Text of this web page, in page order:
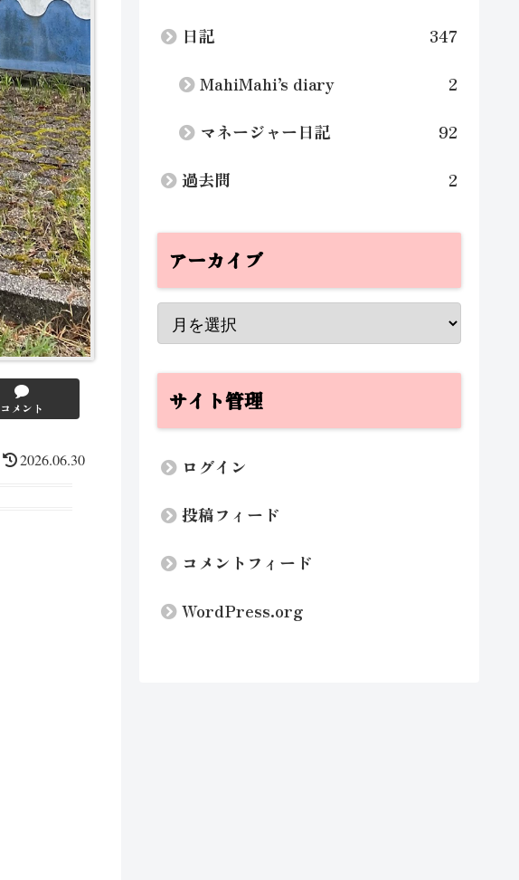
コメント
2026.06.30
日記 347
MahiMahi’s diary 2
マネージャー日記 92
過去問 2
アーカイブ
サイト管理
ログイン
投稿フィード
コメントフィード
WordPress.org